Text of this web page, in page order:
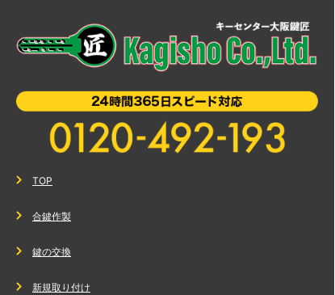
TOP
合鍵作製
鍵の交換
新規取り付け